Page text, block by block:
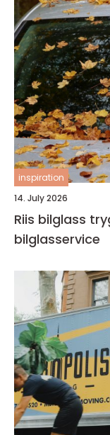
inspiration
14. July 2026
Riis bilglass trygg sikt og profesjonell
bilglasservice